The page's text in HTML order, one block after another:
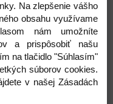
Na zlepšenie vášho
obsahu využívame
nám umožníte
a prispôsobiť našu
na tlačidlo "Súhlasím"
súborov cookies.
v našej Zásadách